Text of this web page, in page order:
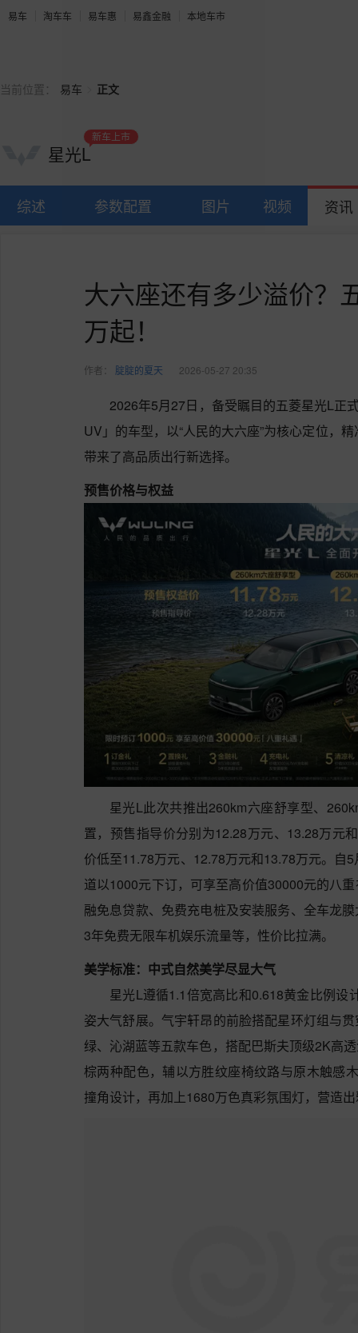
易车 淘车车 易车惠 易鑫金融 本地车市
当前位置： 易车 正文
星光L
新车上市
综述 参数配置 图片 视频 资讯
大六座还有多少溢价？
万起！
作者： 腚腚的夏天 2026-05-27 20:35
2026年5月27日，备受瞩目的五菱星光L正
UV」的车型，以“人民的大六座”为核心定位，
带来了高品质出行新选择。
预售价格与权益
星光L此次共推出260km六座舒享型、
置，预售指导价分别为12.28万元、13.28万元
价低至11.78万元、12.78万元和13.78万元。自
道以1000元下订，可享至高价值30000元的八
融免息贷款、免费充电桩及安装服务、全车龙
3年免费无限车机娱乐流量等，性价比拉满。
美学标准：中式自然美学尽显大气
星光L遵循1.1倍宽高比和0.618黄金比例设
姿大气舒展。气宇轩昂的前脸搭配星环灯组与
绿、沁湖蓝等五款车色，搭配巴斯夫顶级2K高
棕两种配色，辅以方胜纹座椅纹路与原木触感
撞角设计，再加上1680万色真彩氛围灯，营造